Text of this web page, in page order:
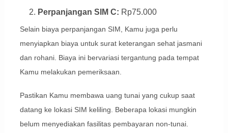
Perpanjangan SIM C: Rp75.000
Selain biaya perpanjangan SIM, Kamu juga perlu
menyiapkan biaya untuk surat keterangan sehat jasmani
dan rohani. Biaya ini bervariasi tergantung pada tempat
Kamu melakukan pemeriksaan.
Pastikan Kamu membawa uang tunai yang cukup saat
datang ke lokasi SIM keliling. Beberapa lokasi mungkin
belum menyediakan fasilitas pembayaran non-tunai.